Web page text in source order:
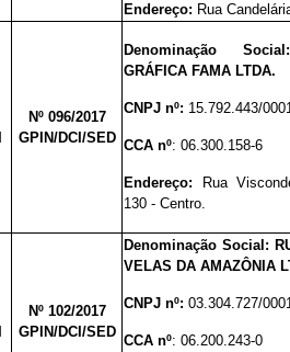
Endereço: Rua
Nº 096/2017
GPIN/DCI/SED
Denominação
GRÁFICA FAMA LTDA.
CNPJ nº: 15.792.443/
CCA nº:06.300.158-6
Endereço: Rua
130 - Centro.
Nº 102/2017
GPIN/DCI/SED
Denominação Social:
VELAS DA AMAZÔNIA
CNPJ nº:03.304.727/
CCA nº:06.200.243-0